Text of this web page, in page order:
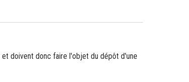
et doivent donc faire l'objet du dépôt d'une